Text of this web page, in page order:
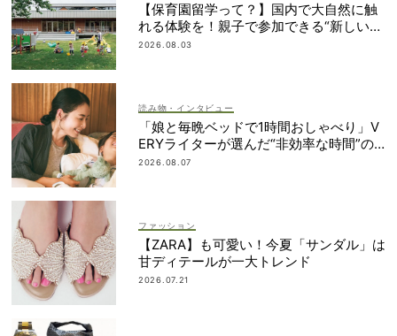
【保育園留学って？】国内で大自然に触
れる体験を！親子で参加できる“新しい選
択肢”
2026.08.03
読み物・インタビュー
「娘と毎晩ベッドで1時間おしゃべり」V
ERYライターが選んだ“非効率な時間”の
使い方
2026.08.07
ファッション
【ZARA】も可愛い！今夏「サンダル」は
甘ディテールが一大トレンド
2026.07.21